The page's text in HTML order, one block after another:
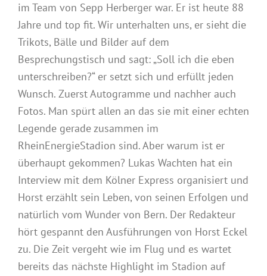
im Team von Sepp Herberger war. Er ist heute 88
Jahre und top fit. Wir unterhalten uns, er sieht die
Trikots, Bälle und Bilder auf dem
Besprechungstisch und sagt: „Soll ich die eben
unterschreiben?“ er setzt sich und erfüllt jeden
Wunsch. Zuerst Autogramme und nachher auch
Fotos. Man spürt allen an das sie mit einer echten
Legende gerade zusammen im
RheinEnergieStadion sind. Aber warum ist er
überhaupt gekommen? Lukas Wachten hat ein
Interview mit dem Kölner Express organisiert und
Horst erzählt sein Leben, von seinen Erfolgen und
natürlich vom Wunder von Bern. Der Redakteur
hört gespannt den Ausführungen von Horst Eckel
zu. Die Zeit vergeht wie im Flug und es wartet
bereits das nächste Highlight im Stadion auf